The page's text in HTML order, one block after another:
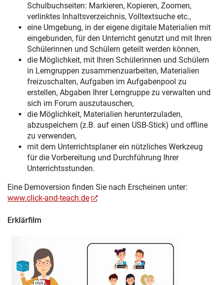
Schulbuchseiten: Markieren, Kopieren, Zoomen,
verlinktes Inhaltsverzeichnis, Volltextsuche etc.,
eine Umgebung, in der eigene digitale Materialien mit
eingebunden, für den Unterricht genutzt und mit Ihren
Schülerinnen und Schülern geteilt werden können,
die Möglichkeit, mit Ihren Schülerinnen und Schülern
in Lerngruppen zusammenzuarbeiten, Materialien
freizuschalten, Aufgaben im Aufgabenpool zu
erstellen, Abgaben Ihrer Lerngruppe zu verwalten und
sich im Forum auszutauschen,
die Möglichkeit, Materialien herunterzuladen,
abzuspeichern (z.B. auf einen USB-Stick) und offline
zu verwenden,
mit dem Unterrichtsplaner ein nützliches Werkzeug
für die Vorbereitung und Durchführung Ihrer
Unterrichtsstunden.
Eine Demoversion finden Sie nach Erscheinen unter:
www.click-and-teach.de
Erklärfilm